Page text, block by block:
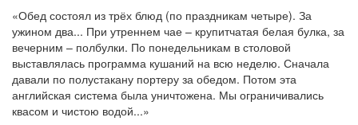
«Обед состоял из трёх блюд (по праздникам четыре). За
ужином два... При утреннем чае – крупитчатая белая булка, за
вечерним – полбулки. По понедельникам в столовой
выставлялась программа кушаний на всю неделю. Сначала
давали по полустакану портеру за обедом. Потом эта
английская система была уничтожена. Мы ограничивались
квасом и чистою водой...»